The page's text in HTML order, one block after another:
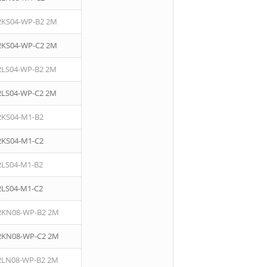
WP-B2 2M
WP-C2 2M
WP-B2 2M
WP-C2 2M
M1-B2
M1-C2
M1-B2
M1-C2
WP-B2 2M
WP-C2 2M
WP-B2 2M